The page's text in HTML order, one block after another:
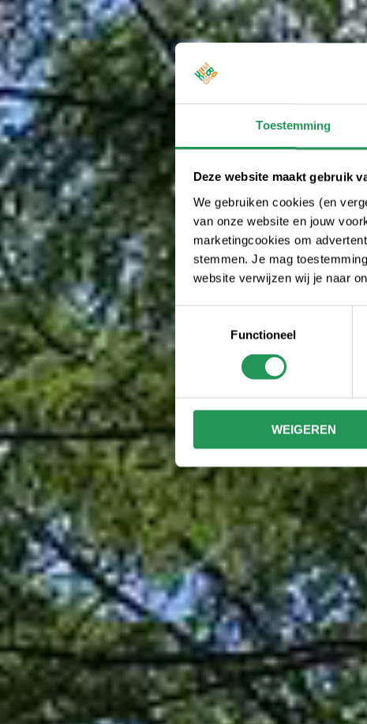
Toestemming
Deze website maakt gebruik
We gebruiken cookies (en
van onze website en jouw
marketingcookies om
stemmen. Je mag
website verwijzen wij je naar
Toestemmingsselectie
Functioneel
WEIGEREN